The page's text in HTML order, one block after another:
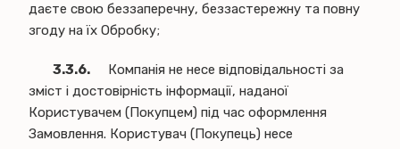
даєте свою беззаперечну, беззастережну та повну
згоду на їх Обробку;
3.3.6. Компанія не несе відповідальності за
зміст і достовірність інформації, наданої
Користувачем (Покупцем) під час оформлення
Замовлення. Користувач (Покупець) несе